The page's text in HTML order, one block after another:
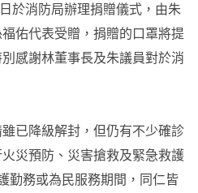
於消防局辦理捐贈儀式，由朱
佑代表受贈，捐贈的口罩將提
感謝林董事長及朱議員對於消
已降級解封，但仍有不少確診
災預防、災害搶救及緊急救護
勤務或為民服務期間，同仁皆